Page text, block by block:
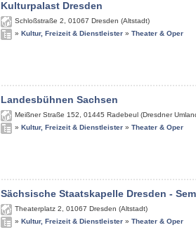
Kulturpalast Dresden
Schloßstraße 2 01067 Dresden (Altstadt)
» Kultur, Freizeit & Dienstleister » Theater & Oper
Landesbühnen Sachsen
Meißner Straße 152 01445 Radebeul (Dresdner
» Kultur, Freizeit & Dienstleister » Theater & Oper
Sächsische Staatskapelle Dresden -
Theaterplatz 2 01067 Dresden (Altstadt)
» Kultur, Freizeit & Dienstleister » Theater & Oper